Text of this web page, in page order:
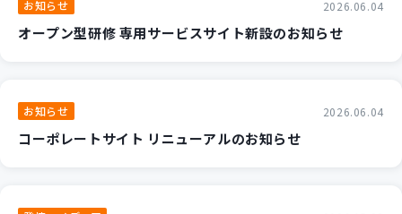
お知らせ 2026.06.04
オープン型研修 専用サービスサイト新設のお知らせ
お知らせ 2026.06.04
コーポレートサイト リニューアルのお知らせ